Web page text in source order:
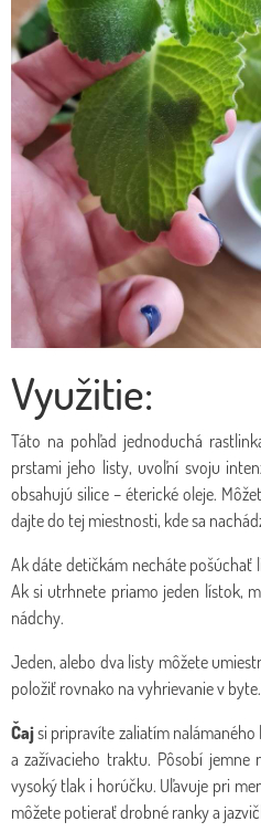
Využitie:
Táto na pohľad jednoduchá
prstami jeho listy, uvoľní svoju
obsahujú silice – éterické oleje.
dajte do tej miestnosti, kde sa
Ak dáte detičkám necháte pošúchať
Ak si utrhnete priamo jeden lístok,
nádchy.
Jeden, alebo dva listy môžete
položiť rovnako na vyhrievanie v
Čajsi pripravíte zaliatím
a zažívacieho traktu. Pôsobí jemne
vysoký tlak i horúčku. Uľavuje pri
môžete potierať drobné ranky a